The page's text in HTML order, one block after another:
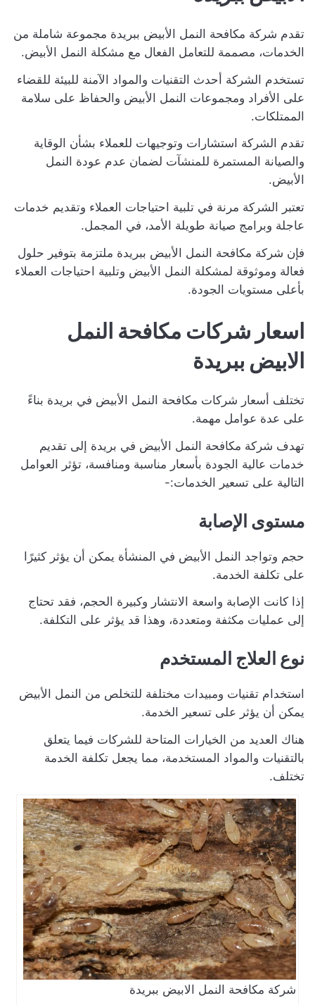
تقدم شركة مكافحة النمل الأبيض ببريدة مجموعة شاملة من
الخدمات، مصممة للتعامل الفعال مع مشكلة النمل الأبيض.
تستخدم الشركة أحدث التقنيات والمواد الآمنة للبيئة للقضاء
على الأفراد ومجموعات النمل الأبيض والحفاظ على سلامة
الممتلكات.
تقدم الشركة استشارات وتوجيهات للعملاء بشأن الوقاية
والصيانة المستمرة للمنشآت لضمان عدم عودة النمل
الأبيض.
تعتبر الشركة مرنة في تلبية احتياجات العملاء وتقديم خدمات
عاجلة وبرامج صيانة طويلة الأمد، في المجمل.
فإن شركة مكافحة النمل الأبيض ببريدة ملتزمة بتوفير حلول
فعالة وموثوقة لمشكلة النمل الأبيض وتلبية احتياجات العملاء
بأعلى مستويات الجودة.
اسعار شركات مكافحة النمل
الابيض ببريدة
تختلف أسعار شركات مكافحة النمل الأبيض في بريدة بناءً
على عدة عوامل مهمة.
تهدف شركة مكافحة النمل الأبيض في بريدة إلى تقديم
خدمات عالية الجودة بأسعار مناسبة ومنافسة، تؤثر العوامل
التالية على تسعير الخدمات:-
مستوى الإصابة
حجم وتواجد النمل الأبيض في المنشأة يمكن أن يؤثر كثيرًا
على تكلفة الخدمة.
إذا كانت الإصابة واسعة الانتشار وكبيرة الحجم، فقد تحتاج
إلى عمليات مكثفة ومتعددة، وهذا قد يؤثر على التكلفة.
نوع العلاج المستخدم
استخدام تقنيات ومبيدات مختلفة للتخلص من النمل الأبيض
يمكن أن يؤثر على تسعير الخدمة.
هناك العديد من الخيارات المتاحة للشركات فيما يتعلق
بالتقنيات والمواد المستخدمة، مما يجعل تكلفة الخدمة
تختلف.
شركة مكافحة النمل الابيض ببريدة